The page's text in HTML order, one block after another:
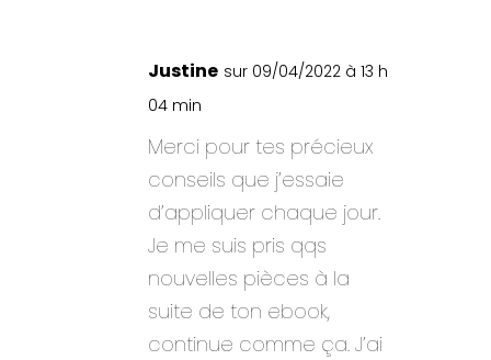
Justine sur 09/04/2022 à 13 h
04 min
Merci pour tes précieux
conseils que j’essaie
d’appliquer chaque jour.
Je me suis pris qqs
nouvelles pièces à la
suite de ton ebook,
continue comme ça. J’ai